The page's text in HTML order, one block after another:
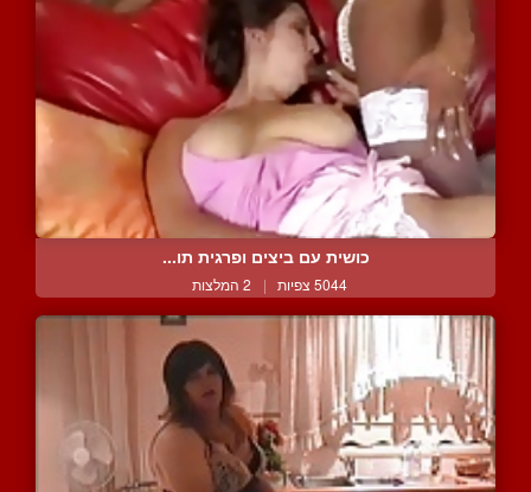
כושית עם ביצים ופרגית תו...
5044 צפיות | 2 המלצות